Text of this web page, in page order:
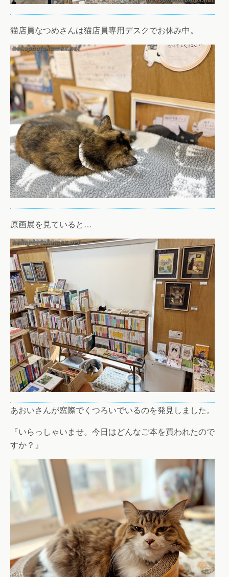
猫店員なつめさんは猫店員専用デスクでお休み中。
原画展を見ていると…
あおいさんが窓際でくつろいでいるのを発見しました。
『いらっしゃいませ。今日はどんなご本を買われたので
すか？』